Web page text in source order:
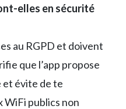
elles en sécurité
au RGPD et doivent
que l’app propose
évite de te
WiFi publics non